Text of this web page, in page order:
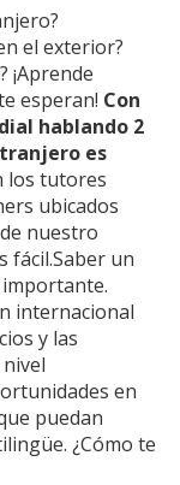
el exterior?
¡Aprende
esperan! Con
hablando 2
es
los tutores
ubicados
nuestro
fácil.Saber un
internacional
y las
en
puedan
¿Cómo te